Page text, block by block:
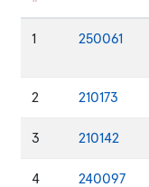
1 250061
2 210173
3 210142
4 240097